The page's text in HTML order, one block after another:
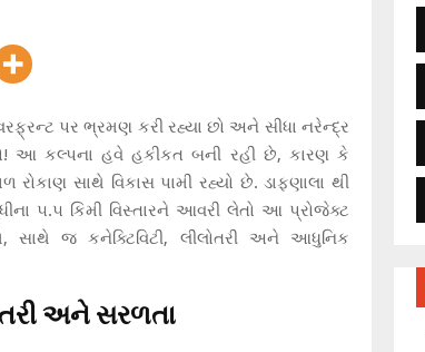
પર ભ્રમણ કરી રહ્યા છો અને સીધા નરેન્દ્ર
આ કલ્પના હવે હકીકત બની રહી છે, કારણ કે
રોકાણ સાથે વિકાસ પામી રહ્યો છે. ડાફણાલા થી
૫.૫ કિમી વિસ્તારને આવરી લેતો આ પ્રોજેક્ટ
જ કનેક્ટિવિટી, લીલોતરી અને આધુનિક
અને સરળતા
: